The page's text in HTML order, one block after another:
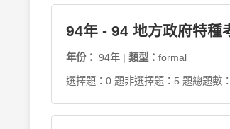
94年 - 94 地方政府特種
年份： 94年 | 類型： formal
選擇題：0 題非選擇題：5 題總題數